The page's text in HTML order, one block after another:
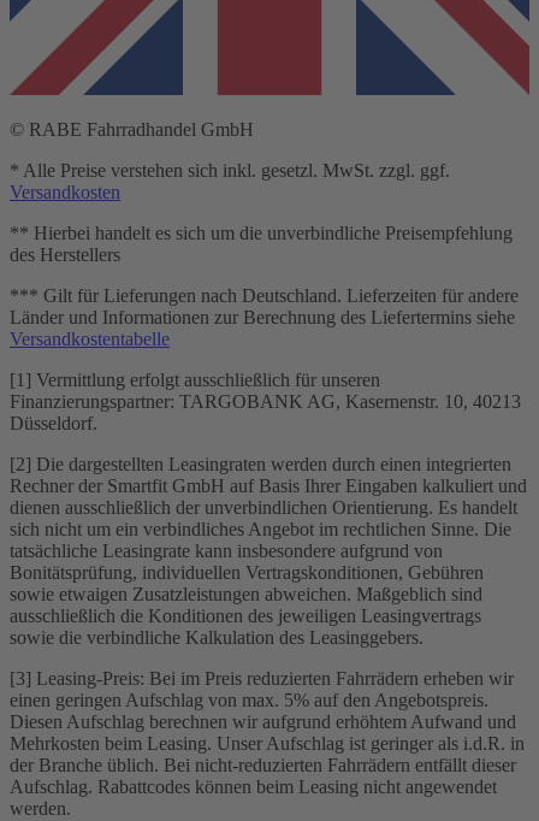
© RABE Fahrradhandel GmbH
* Alle Preise verstehen sich inkl. gesetzl. MwSt. zzgl. ggf.
Versandkosten
** Hierbei handelt es sich um die unverbindliche Preisempfehlung
des Herstellers
*** Gilt für Lieferungen nach Deutschland. Lieferzeiten für andere
Länder und Informationen zur Berechnung des Liefertermins siehe
Versandkostentabelle
[1] Vermittlung erfolgt ausschließlich für unseren
Finanzierungspartner: TARGOBANK AG, Kasernenstr. 10, 40213
Düsseldorf.
[2] Die dargestellten Leasingraten werden durch einen integrierten
Rechner der Smartfit GmbH auf Basis Ihrer Eingaben kalkuliert und
dienen ausschließlich der unverbindlichen Orientierung. Es handelt
sich nicht um ein verbindliches Angebot im rechtlichen Sinne. Die
tatsächliche Leasingrate kann insbesondere aufgrund von
Bonitätsprüfung, individuellen Vertragskonditionen, Gebühren
sowie etwaigen Zusatzleistungen abweichen. Maßgeblich sind
ausschließlich die Konditionen des jeweiligen Leasingvertrags
sowie die verbindliche Kalkulation des Leasinggebers.
[3] Leasing-Preis: Bei im Preis reduzierten Fahrrädern erheben wir
einen geringen Aufschlag von max. 5% auf den Angebotspreis.
Diesen Aufschlag berechnen wir aufgrund erhöhtem Aufwand und
Mehrkosten beim Leasing. Unser Aufschlag ist geringer als i.d.R. in
der Branche üblich. Bei nicht-reduzierten Fahrrädern entfällt dieser
Aufschlag. Rabattcodes können beim Leasing nicht angewendet
werden.